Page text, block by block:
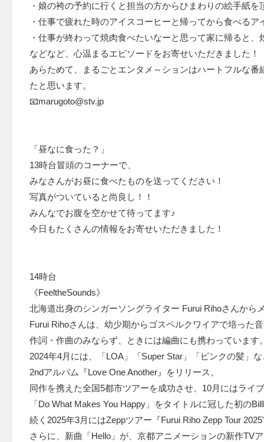
・娘の袴の予約に行くと担当の方からひまわりの絵手紙
・仕事で疲れた時のアイスコーヒーと帰ってから食べる
・仕事が終わって焼肉食べたいなーと思って家に帰ると
などなど、心温まるエピソードをお寄せいただきました！
あらためて、まるごとエンタメ～ションはハートフルな
たと思います。
📧marugoto@stv.jp
「昼なに食った？」
13時台冒頭のコーナーで、
みなさんがお昼に食べたものを送ってください！
写真がついていると尚良し！！
みんなでお腹を空かせて待ってます♪
今日もたくさんの情報をお寄せいただきました！
14時台
《FeeltheSounds》
北海道出身のシンガーソングライター Furui Rihoさんから
Furui Rihoさんは、幼少期からゴスペルクワイアで培った
作詞・作曲のみならず、ときには編曲にも携わっています
2024年4月には、「LOA」「Super Star」「ピンクの髪」
2ndアルバム『Love One Another』をリリース。
同作を携えた全国5都市ツアーを成功させ、10月にはライ
「Do What Makes You Happy」をタイトルに冠した初の
続く2025年3月にはZeppツアー『Furui Riho Zepp Tour
さらに、新曲「Hello」が、京都アニメーションの新作TV